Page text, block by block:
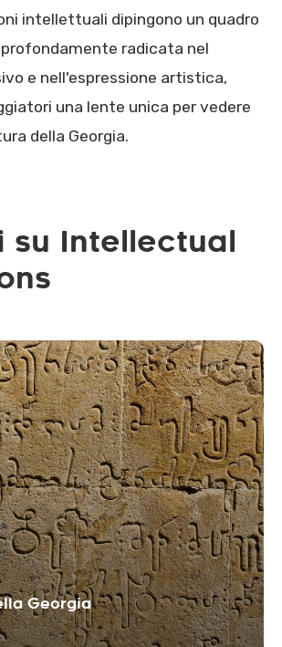
intellettuali dipingono un quadro
radicata nel
e nell'espressione artistica,
una lente unica per vedere
della Georgia.
su Intellectual
Georgia